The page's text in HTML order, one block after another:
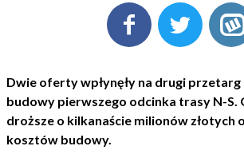
Dwie oferty wpłynęły na drugi
budowy pierwszego odcinka trasy N-S.
droższe o kilkanaście milionów złotych
kosztów budowy.